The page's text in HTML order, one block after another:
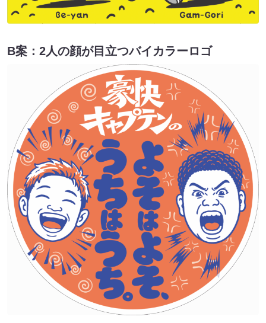
B案：2人の顔が目立つバイカラーロゴ